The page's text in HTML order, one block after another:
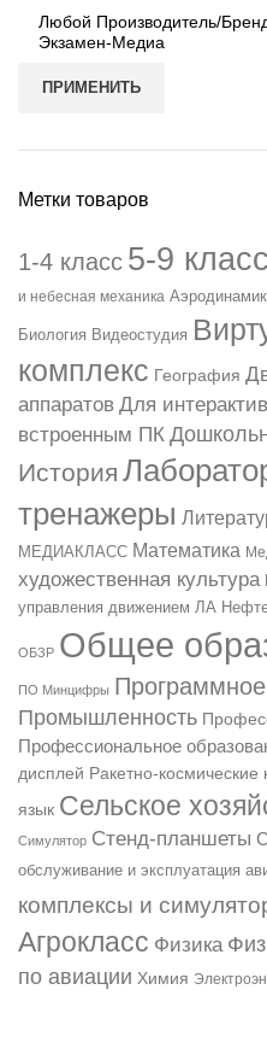
ПРИМЕНИТЬ
Метки товаров
1-4 класс 5-9 класс
и небесная механика
Биология Видеостудия
комплекс География
аппаратов Для
встроенным ПК
История
тренажеры
МЕДИАКЛАСС Математика
художественная культура
управления движением ЛА
ОБЗР Общее
ПО Минцифры
Промышленность
Профессиональное
дисплей Ракетно-космические
язык Сельское
Симулятор Стенд-планшеты
обслуживание и эксплуатация
комплексы и
Агрокласс Физика
по авиации Химия